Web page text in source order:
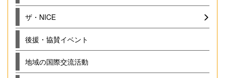
ザ・NICE
後援・協賛イベント
地域の国際交流活動